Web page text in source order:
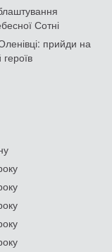
Сотні
прийди на